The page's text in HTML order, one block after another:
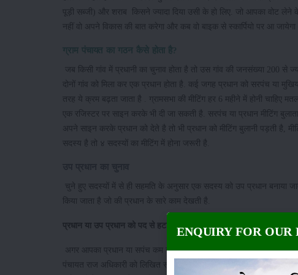
पूड़ी सब्जी) और शराब किसने ज्यादा दिया उसी के हो लिए. जो आपका वोट
नहीं वो अपने विकास की बात करेगा और कब वो बाइक से स्कार्पियो पर आ
ग्राम पंचायत का गठन कैसे होता है?
जब किसी गांव में प्रधानी का चुनाव होता है तो उस गांव की जनसंख्या 200 से
दोनों गांव को मिला कर एक प्रधान होता है. कई जगह प्रधान को सरपंच या
तरह ये क्रम बढ़ता जाता है . ग्रामसभा की मीटिंग हर 6 महीने में होनी
एक रजिस्टर पर साइन करके भी दी जा सकती है. सरपंच या प्रधान मीटिंग
अपने साइन करके प्रधान को देते है तो भी प्रधान को मीटिंग बुलानी पड़ती
सदस्य है तो ४ सदस्यों का मीटिंग में होना जरूरी है.
चुने हुए सदस्यों में से ही सहमति के अनुसार एक सदस्य को उप प्रधान बनाया
किया जाता है जो की प्रधान के सारे काम देखती है.
प्रधान या उप प्रधान को पद से हटाना हो तो ?
अगर आपका प्रधान या सपंच कम सही न कर रहा हो और पैसे का सही इस्तेमाल
पंचायत राज अधिकारी को लिखित सूचना हटाने के कारण सहित लिखित में
ENQUIRY FOR OUR